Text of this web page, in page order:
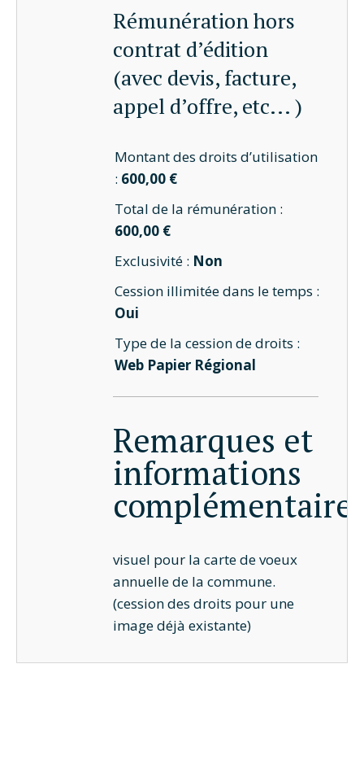
Rémunération hors
contrat d’édition
(avec devis, facture,
appel d’offre, etc... )
Montant des droits d’utilisation
: 600,00 €
Total de la rémunération :
600,00 €
Exclusivité : Non
Cession illimitée dans le temps :
Oui
Type de la cession de droits :
Web Papier Régional
Remarques et
informations
visuel pour la carte de voeux
annuelle de la commune.
(cession des droits pour une
image déjà existante)